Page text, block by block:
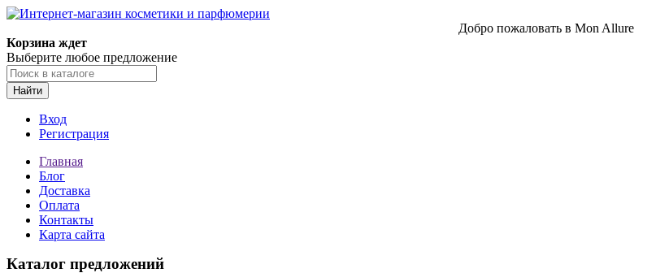
Добро пожаловать в Mon Allure
Корзина ждет
Выберите любое предложение
Найти
Вход
Регистрация
Главная
Блог
Доставка
Оплата
Контакты
Карта сайта
Каталог предложений